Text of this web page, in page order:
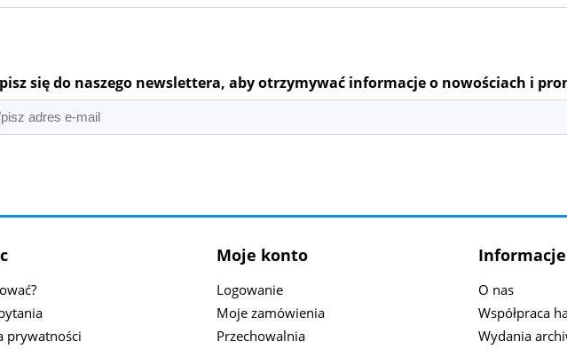
się do naszego newslettera, aby otrzymywać informacje o nowościach i
prywatności
Moje konto
Logowanie
Moje zamówienia
Przechowalnia
Informacje
O nas
Współpraca
Wydania